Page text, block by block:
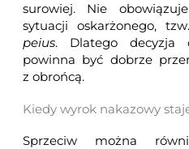
surowiej. Nie
sytuacji oskarżonego,
peius. Dlatego decyzja
powinna być dobrze
z obrońcą.
Kiedy wyrok nakazowy
Sprzeciw można